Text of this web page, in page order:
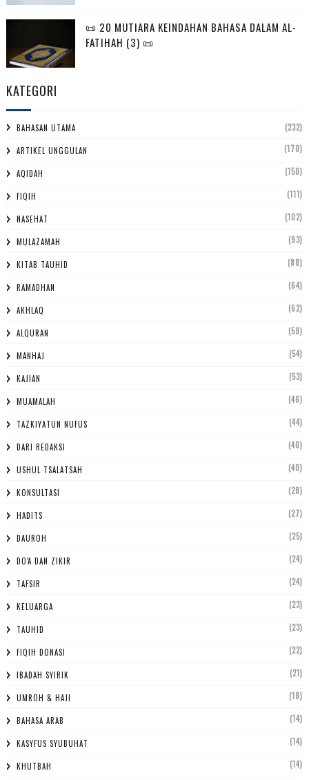
📜 20 MUTIARA KEINDAHAN BAHASA DALAM AL-
FATIHAH (3) 📜
KATEGORI
BAHASAN UTAMA (232)
ARTIKEL UNGGULAN (170)
AQIDAH (150)
FIQIH (111)
NASEHAT (102)
MULAZAMAH (93)
KITAB TAUHID (88)
RAMADHAN (64)
AKHLAQ (62)
ALQURAN (59)
MANHAJ (54)
KAJIAN (53)
MUAMALAH (46)
TAZKIYATUN NUFUS (44)
DARI REDAKSI (40)
USHUL TSALATSAH (40)
KONSULTASI (28)
HADITS (27)
DAUROH (25)
DO'A DAN ZIKIR (24)
TAFSIR (24)
KELUARGA (23)
TAUHID (23)
FIQIH DONASI (22)
IBADAH SYIRIK (21)
UMROH & HAJI (18)
BAHASA ARAB (14)
KASYFUS SYUBUHAT (14)
KHUTBAH (14)